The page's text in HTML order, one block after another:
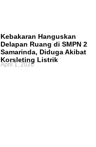
Kebakaran Hanguskan
Delapan Ruang di SMPN 2
Samarinda, Diduga Akibat
Korsleting Listrik
April 1, 2026